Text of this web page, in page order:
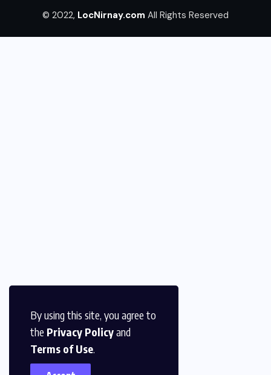
By using this site, you agree to
the Privacy Policyand
Terms of Use.
© 2022, LocNirnay.com All Rights Reserved